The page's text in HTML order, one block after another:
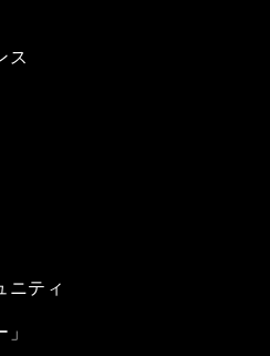
ス
ニティ